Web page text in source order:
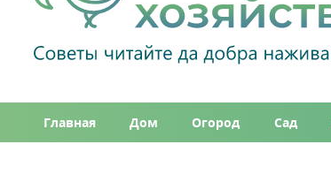
Главная Дом Огород Сад